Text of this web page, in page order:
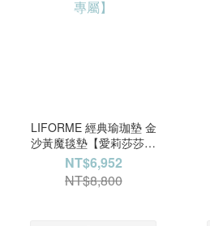
LIFORME 經典瑜珈墊 金
沙黃魔毯墊【愛莉莎莎專
屬】
NT$6,952
NT$8,800